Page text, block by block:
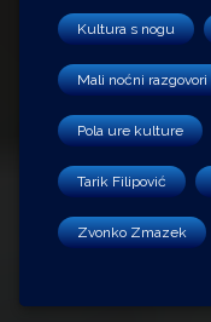
Kultura s nogu
Mali noćni razgovori
Pola ure kulture
Tarik Filipović
Zvonko Zmazek